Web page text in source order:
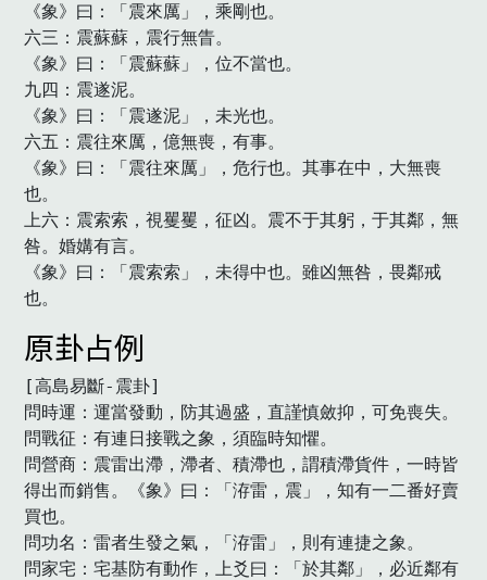
《象》曰：「震來厲」，乘剛也。
六三：震蘇蘇，震行無眚。
《象》曰：「震蘇蘇」，位不當也。
九四：震遂泥。
《象》曰：「震遂泥」，未光也。
六五：震往來厲，億無喪，有事。
《象》曰：「震往來厲」，危行也。其事在中，大無喪
也。
上六：震索索，視矍矍，征凶。震不于其躬，于其鄰，無
咎。婚媾有言。
《象》曰：「震索索」，未得中也。雖凶無咎，畏鄰戒
也。
原卦占例
[高島易斷-震卦]
問時運：運當發動，防其過盛，直謹慎斂抑，可免喪失。
問戰征：有連日接戰之象，須臨時知懼。
問營商：震雷出滯，滯者、積滯也，謂積滯貨件，一時皆
得出而銷售。《象》曰：「洊雷，震」，知有一二番好賣
買也。
問功名：雷者生發之氣，「洊雷」，則有連捷之象。
問家宅：宅基防有動作，上爻曰：「於其鄰」，必近鄰有